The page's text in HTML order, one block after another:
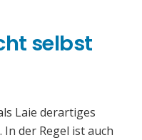
selbst
Laie derartiges
der Regel ist auch